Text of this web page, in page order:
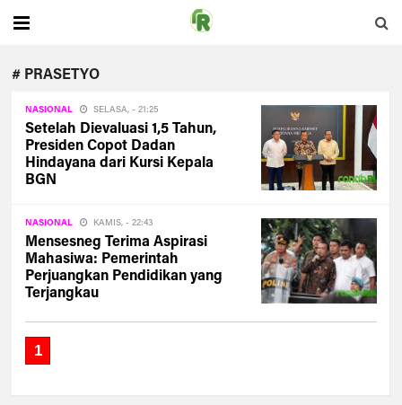
# PRASETYO
NASIONAL SELASA, - 21:25
Setelah Dievaluasi 1,5 Tahun,
Presiden Copot Dadan
Hindayana dari Kursi Kepala
BGN
NASIONAL KAMIS, - 22:43
Mensesneg Terima Aspirasi
Mahasiwa: Pemerintah
Perjuangkan Pendidikan yang
Terjangkau
1